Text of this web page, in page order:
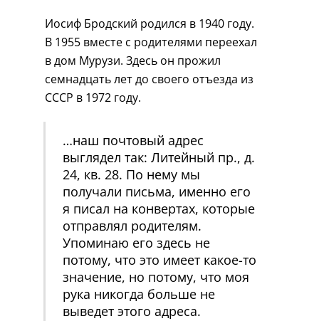
Иосиф Бродский родился в 1940 году.
В 1955 вместе с родителями переехал
в дом Мурузи. Здесь он прожил
семнадцать лет до своего отъезда из
СССР в 1972 году.
…наш почтовый адрес
выглядел так: Литейный пр., д.
24, кв. 28. По нему мы
получали письма, именно его
я писал на конвертах, которые
отправлял родителям.
Упоминаю его здесь не
потому, что это имеет какое-то
значение, но потому, что моя
рука никогда больше не
выведет этого адреса.